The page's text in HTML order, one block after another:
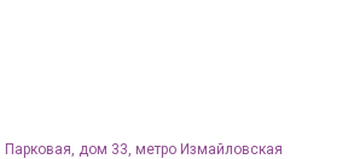
Парковая, дом 33, метро Измайловская